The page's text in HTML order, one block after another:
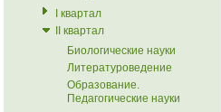
I квартал
II квартал
Биологические науки
Литературоведение
Образование.
Педагогические науки